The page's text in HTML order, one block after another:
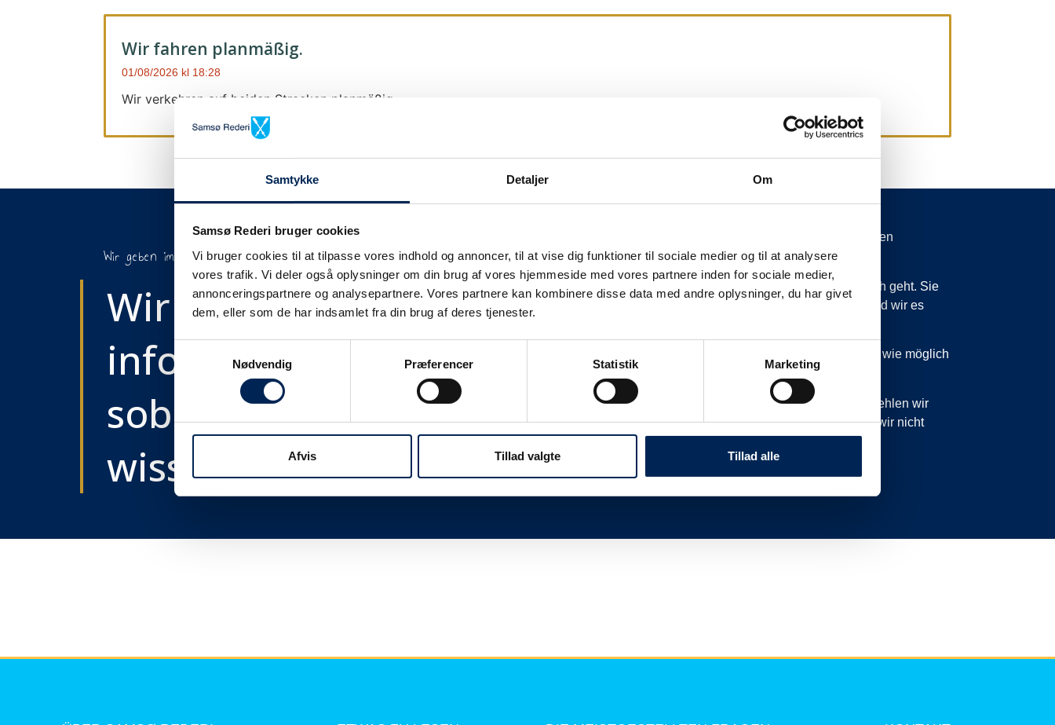
Samtykke Detaljer Om
Samsø Rederi bruger cookies
Vi bruger cookies til at tilpasse vores indhold og annoncer, til at vise dig funktioner til sociale medier og til at analysere
vores trafik. Vi deler også oplysninger om din brug af vores hjemmeside med vores partnere inden for sociale medier,
annonceringspartnere og analysepartnere. Vores partnere kan kombinere disse data med andre oplysninger, du har givet
dem, eller som de har indsamlet fra din brug af deres tjenester.
Nødvendig
Præferencer Statistik Marketing
Afvis Tillad valgte Tillad alle
Wir fahren planmäßig.
01/08/2026 18:28
Wir verkehren auf beiden Strecken planmäßig.
Wir geben immer Bescheid
Wir werden Sie
informieren,
sobald wir etwas
wissen....
Unsere Verkehrsinformation wir nur bei Verspätungen von mehr als 15 Minuten
upgedatet.
Wir legen großen Wert darauf, unsere Kunden wissen zu lassen, was vor sich geht. Sie
können also sicher sein: Wenn wir sagen, dass wir planmäßig sind, dann sind wir es
Sobald wir wissen, dass wir nicht planmäßig sind, werden wir Sie so schnell wie möglich
informieren.
Wir sind immer sehr beschäftigt, wenn wir nicht planmäßig sind. Daher empfehlen wir
Ihnen, dieser Seite zu folgen und uns nicht anzurufen oder zu schreiben, da wir nicht
mehr zu sagen haben, als Sie hier lesen können.